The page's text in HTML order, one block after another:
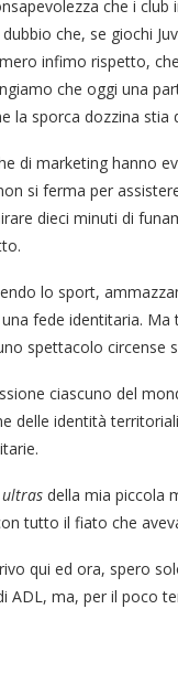
che i
dubbio che, se giochi
infimo rispetto,
che oggi una
la sporca dozzina
di marketing hanno
si ferma per
dieci minuti di
lo sport,
fede identitaria.
spettacolo
ciascuno del
delle identità
ultras della mia piccola
tutto il fiato che
qui ed ora, spero
ADL, ma, per il poco